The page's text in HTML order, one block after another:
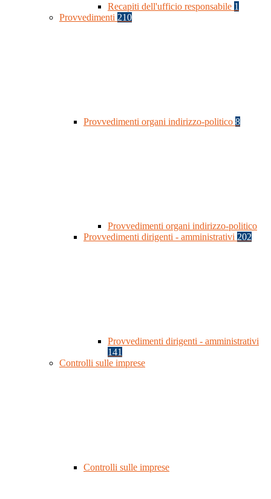
Recapiti dell'ufficio responsabile 1
Provvedimenti 210
Provvedimenti organi indirizzo-politico 8
Provvedimenti organi indirizzo-politico
Provvedimenti dirigenti - amministrativi 202
Provvedimenti dirigenti - amministrativi
141
Controlli sulle imprese
Controlli sulle imprese